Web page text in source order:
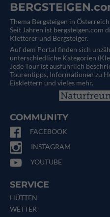
Thema Bergsteigen in
Seit Jahren ist bergsteigen.com
Kletterer und Bergsteiger.
Auf dem Portal finden sich
unterschiedliche Kategorien
Jede Tour ist ausführlich
Tourentipps, Informationen zu
Eisklettern und vieles mehr.
COMMUNITY
FACEBOOK
INSTAGRAM
YOUTUBE
SERVICE
HÜTTEN
WETTER